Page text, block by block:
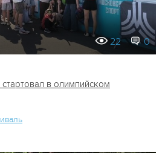
22 0
в олимпийском